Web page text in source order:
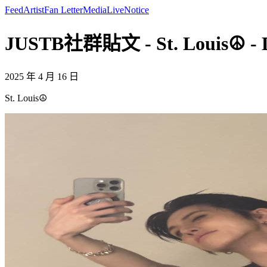
FeedArtistFan LetterMediaLiveNotice
JUSTB社群貼文 - St. Louis☮️ -
2025 年 4 月 16 日
St. Louis☮️